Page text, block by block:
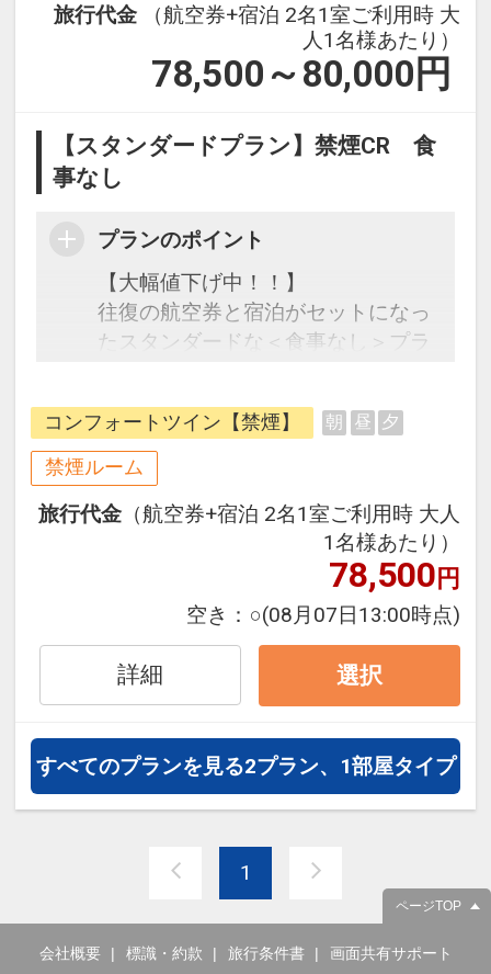
旅行代金
（航空券+宿泊 2名1室ご利用時 大
人1名様あたり）
78,500～80,000 円
【スタンダードプラン】禁煙CR 食
事なし
プランのポイント
【大幅値下げ中！！】
往復の航空券と宿泊がセットになっ
たスタンダードな＜食事なし＞プラ
み合わせできるダイナミックパッケ
ージだから、一都市滞在はもちろん
周遊旅行にも最適！
旅行期間中の1泊だけの宿泊や延
泊・飛び泊なども自由自在です。
フライトは、安心のJAL（または
JALグループ）確約！フライトマイ
ル50%貯まります。
通・体験プランなどの追加（同時予
約）が可能なプランもございます。
コンフォートツイン【禁煙】 朝 昼 夕
禁煙ルーム
旅行代金 （航空券+宿泊 2名1室ご利用時 大人
1名様あたり）
78,500円
空き： ○(08月07日13:00時点)
詳細 選択
すべてのプランを見る2プラン、1部屋タイプ
1
ページTOP
会社概要 標識・約款 旅行条件書 画面共有サポート